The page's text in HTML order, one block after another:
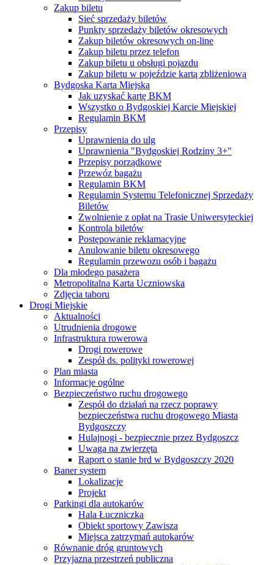
Zakup biletu
Sieć sprzedaży biletów
Punkty sprzedaży biletów okresowych
Zakup biletów okresowych on-line
Zakup biletu przez telefon
Zakup biletu u obsługi pojazdu
Zakup biletu w pojeździe kartą zbliżeniową
Bydgoska Karta Miejska
Jak uzyskać kartę BKM
Wszystko o Bydgoskiej Karcie Miejskiej
Regulamin BKM
Przepisy
Uprawnienia do ulg
Uprawnienia "Bydgoskiej Rodziny 3+"
Przepisy porządkowe
Przewóz bagażu
Regulamin BKM
Regulamin Systemu Telefonicznej Sprzedaży
Biletów
Zwolnienie z opłat na Trasie Uniwersyteckiej
Kontrola biletów
Postępowanie reklamacyjne
Anulowanie biletu okresowego
Regulamin przewozu osób i bagażu
Dla młodego pasażera
Metropolitalna Karta Uczniowska
Zdjęcia taboru
Drogi Miejskie
Aktualności
Utrudnienia drogowe
Infrastruktura rowerowa
Drogi rowerowe
Zespół ds. polityki rowerowej
Plan miasta
Informacje ogólne
Bezpieczeństwo ruchu drogowego
Zespół do działań na rzecz poprawy
bezpieczeństwa ruchu drogowego Miasta
Bydgoszczy
Hulajnogi - bezpiecznie przez Bydgoszcz
Uwaga na zwierzęta
Raport o stanie brd w Bydgoszczy 2020
Baner system
Lokalizacje
Projekt
Parkingi dla autokarów
Hala Łuczniczka
Obiekt sportowy Zawisza
Miejsca zatrzymań autokarów
Równanie dróg gruntowych
Przyjazna przestrzeń publiczna